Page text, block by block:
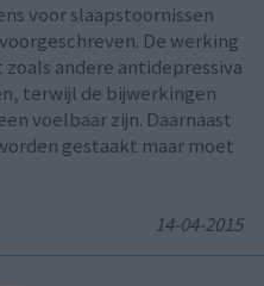
voor slaapstoornissen
De werking
andere antidepressiva
terwijl de bijwerkingen
voelbaar zijn. Daarnaast
gestaakt maar moet
14-04-2015